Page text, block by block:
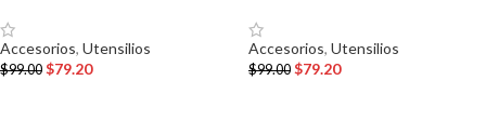
Accesorios, Utensilios
$99.00 $79.20
Accesorios, Utensilios
$99.00 $79.20